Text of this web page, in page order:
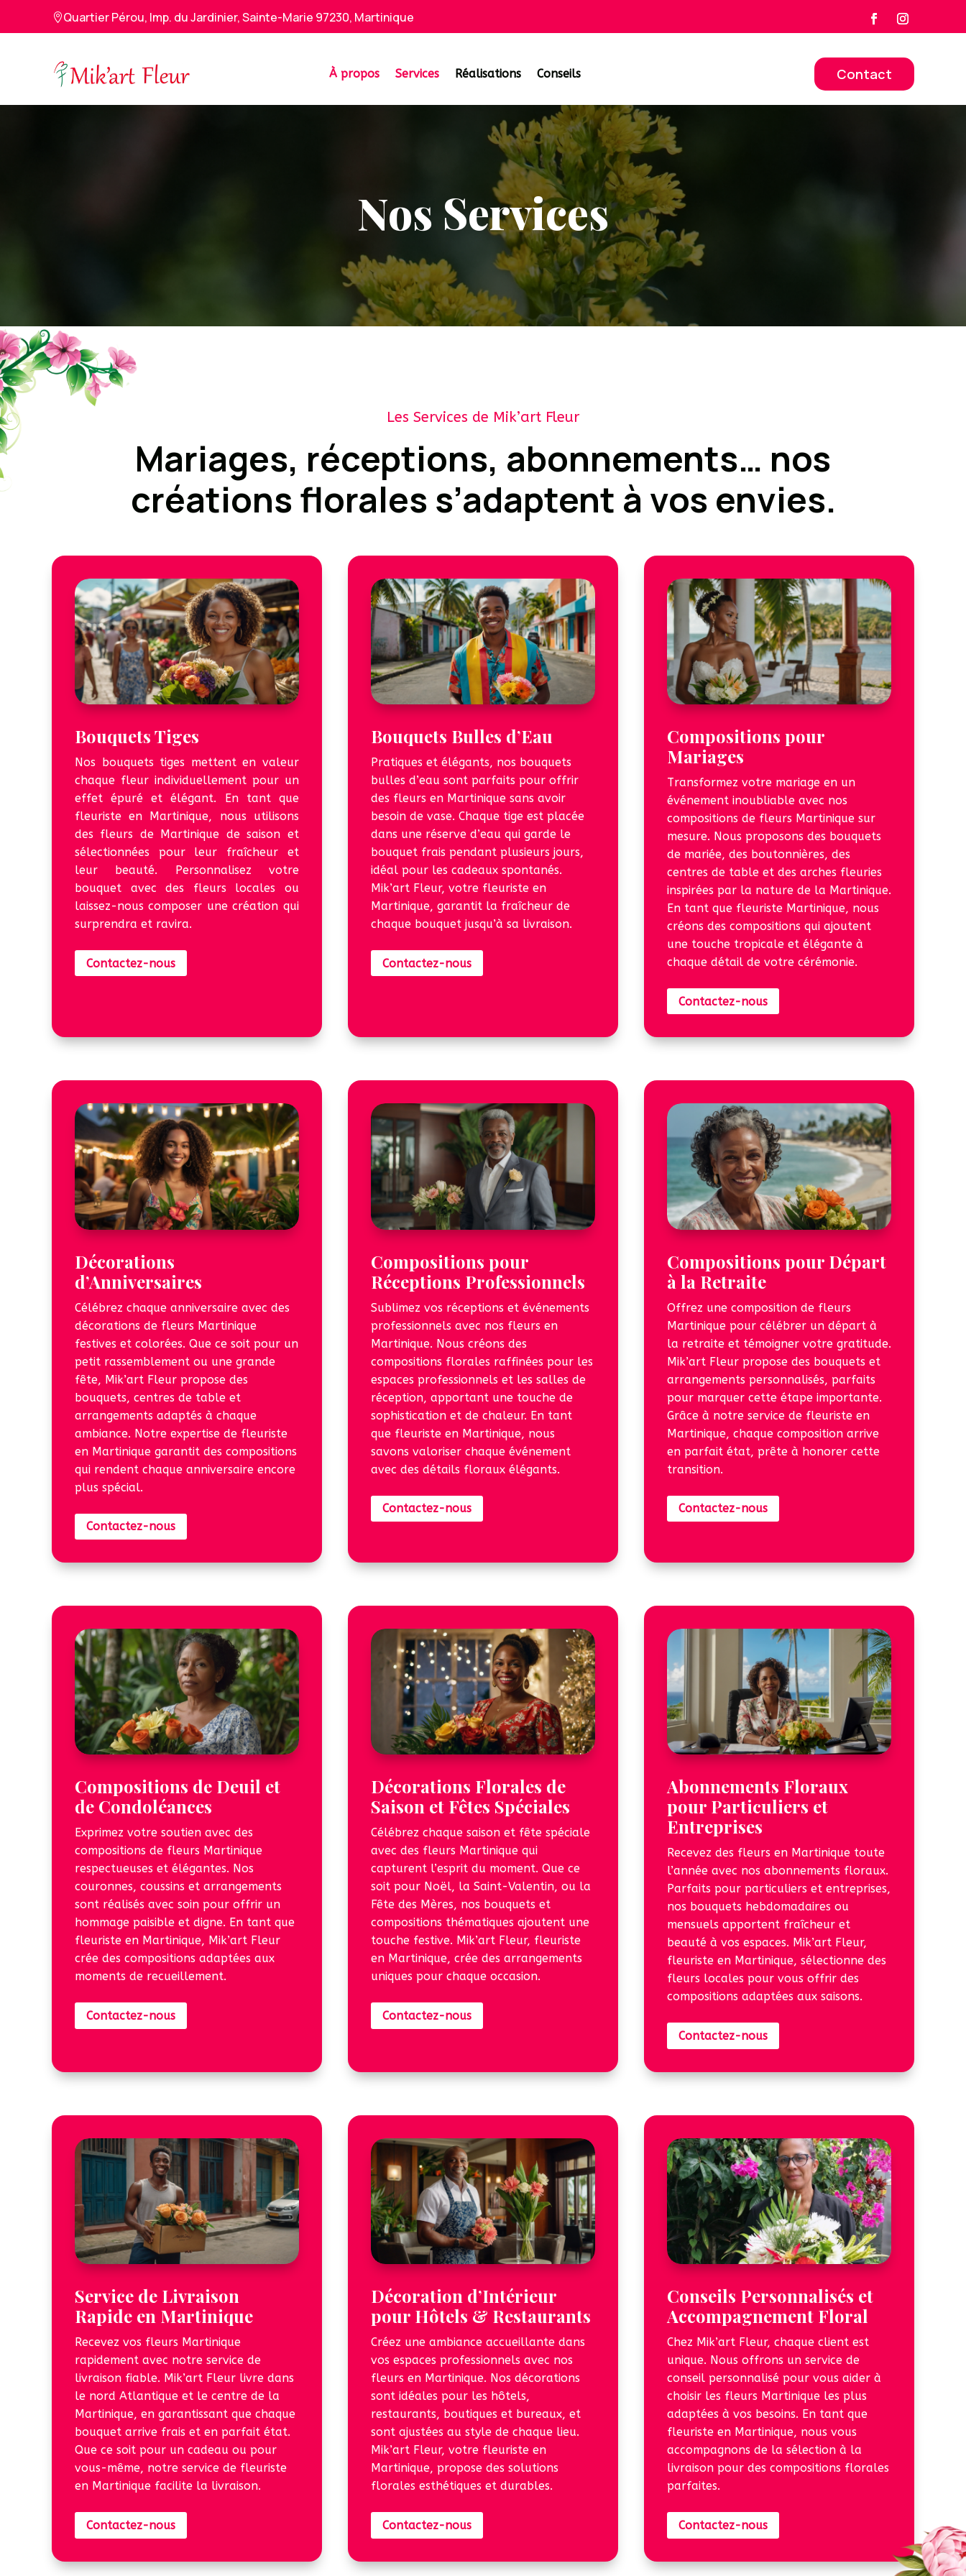
Quartier Pérou, Imp. du Jardinier, Sainte-Marie 97230, Martinique
À propos Services Réalisations Conseils Contact
Nos Services
Les Services de Mik’art Fleur
Mariages, réceptions, abonnements… nos
créations florales s’adaptent à vos envies.
Bouquets Tiges
Nos bouquets tiges mettent en valeur
chaque fleur individuellement pour un
effet épuré et élégant. En tant que
fleuriste en Martinique, nous utilisons
des fleurs de Martinique de saison et
sélectionnées pour leur fraîcheur et
leur beauté. Personnalisez votre
bouquet avec des fleurs locales ou
laissez-nous composer une création qui
surprendra et ravira.
Contactez-nous
Bouquets Bulles d’Eau
Pratiques et élégants, nos bouquets
bulles d’eau sont parfaits pour offrir
des fleurs en Martinique sans avoir
besoin de vase. Chaque tige est placée
dans une réserve d’eau qui garde le
bouquet frais pendant plusieurs jours,
idéal pour les cadeaux spontanés.
Mik’art Fleur, votre fleuriste en
Martinique, garantit la fraîcheur de
chaque bouquet jusqu’à sa livraison.
Contactez-nous
Compositions pour
Mariages
Transformez votre mariage en un
événement inoubliable avec nos
compositions de fleurs Martinique sur
mesure. Nous proposons des bouquets
de mariée, des boutonnières, des
centres de table et des arches fleuries
inspirées par la nature de la Martinique.
En tant que fleuriste Martinique, nous
créons des compositions qui ajoutent
une touche tropicale et élégante à
chaque détail de votre cérémonie.
Contactez-nous
Décorations
d’Anniversaires
Célébrez chaque anniversaire avec des
décorations de fleurs Martinique
festives et colorées. Que ce soit pour un
petit rassemblement ou une grande
fête, Mik’art Fleur propose des
bouquets, centres de table et
arrangements adaptés à chaque
ambiance. Notre expertise de fleuriste
en Martinique garantit des compositions
qui rendent chaque anniversaire encore
plus spécial.
Contactez-nous
Compositions pour
Réceptions Professionnels
Sublimez vos réceptions et événements
professionnels avec nos fleurs en
Martinique. Nous créons des
compositions florales raffinées pour les
espaces professionnels et les salles de
réception, apportant une touche de
sophistication et de chaleur. En tant
que fleuriste en Martinique, nous
savons valoriser chaque événement
avec des détails floraux élégants.
Contactez-nous
Compositions pour Départ
à la Retraite
Offrez une composition de fleurs
Martinique pour célébrer un départ à
la retraite et témoigner votre gratitude.
Mik’art Fleur propose des bouquets et
arrangements personnalisés, parfaits
pour marquer cette étape importante.
Grâce à notre service de fleuriste en
Martinique, chaque composition arrive
en parfait état, prête à honorer cette
transition.
Contactez-nous
Compositions de Deuil et
de Condoléances
Exprimez votre soutien avec des
compositions de fleurs Martinique
respectueuses et élégantes. Nos
couronnes, coussins et arrangements
sont réalisés avec soin pour offrir un
hommage paisible et digne. En tant que
fleuriste en Martinique, Mik’art Fleur
crée des compositions adaptées aux
moments de recueillement.
Contactez-nous
Décorations Florales de
Saison et Fêtes Spéciales
Célébrez chaque saison et fête spéciale
avec des fleurs Martinique qui
capturent l’esprit du moment. Que ce
soit pour Noël, la Saint-Valentin, ou la
Fête des Mères, nos bouquets et
compositions thématiques ajoutent une
touche festive. Mik’art Fleur, fleuriste
en Martinique, crée des arrangements
uniques pour chaque occasion.
Contactez-nous
Abonnements Floraux
pour Particuliers et
Entreprises
Recevez des fleurs en Martinique toute
l’année avec nos abonnements floraux.
Parfaits pour particuliers et entreprises,
nos bouquets hebdomadaires ou
mensuels apportent fraîcheur et
beauté à vos espaces. Mik’art Fleur,
fleuriste en Martinique, sélectionne des
fleurs locales pour vous offrir des
compositions adaptées aux saisons.
Contactez-nous
Service de Livraison
Rapide en Martinique
Recevez vos fleurs Martinique
rapidement avec notre service de
livraison fiable. Mik’art Fleur livre dans
le nord Atlantique et le centre de la
Martinique, en garantissant que chaque
bouquet arrive frais et en parfait état.
Que ce soit pour un cadeau ou pour
vous-même, notre service de fleuriste
en Martinique facilite la livraison.
Contactez-nous
Décoration d’Intérieur
pour Hôtels & Restaurants
Créez une ambiance accueillante dans
vos espaces professionnels avec nos
fleurs en Martinique. Nos décorations
sont idéales pour les hôtels,
restaurants, boutiques et bureaux, et
sont ajustées au style de chaque lieu.
Mik’art Fleur, votre fleuriste en
Martinique, propose des solutions
florales esthétiques et durables.
Contactez-nous
Conseils Personnalisés et
Accompagnement Floral
Chez Mik’art Fleur, chaque client est
unique. Nous offrons un service de
conseil personnalisé pour vous aider à
choisir les fleurs Martinique les plus
adaptées à vos besoins. En tant que
fleuriste en Martinique, nous vous
accompagnons de la sélection à la
livraison pour des compositions florales
parfaites.
Contactez-nous